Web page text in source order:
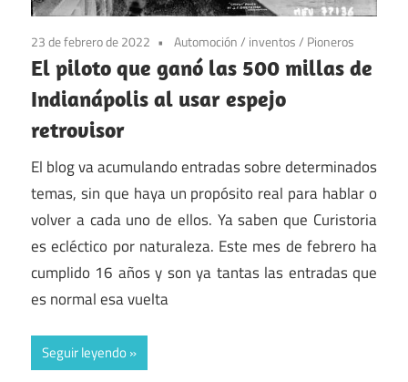
23 de febrero de 2022 Automoción/ inventos/ Pioneros
El piloto que ganó las 500 millas de
Indianápolis al usar espejo
retrovisor
El blog va acumulando entradas sobre determinados
temas, sin que haya un propósito real para hablar o
volver a cada uno de ellos. Ya saben que Curistoria
es ecléctico por naturaleza. Este mes de febrero ha
cumplido 16 años y son ya tantas las entradas que
es normal esa vuelta
Seguir leyendo